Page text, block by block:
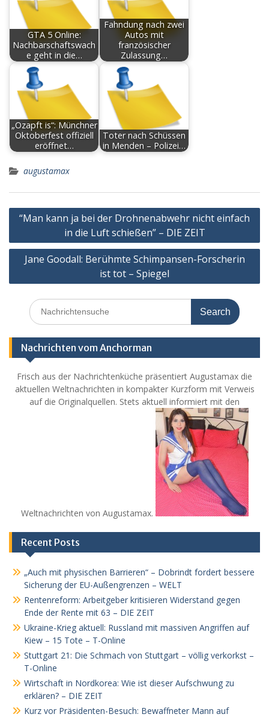
GTA 5 Online:
Nachbarschaftswach
e geht in die…
Fahndung nach zwei
Autos mit
französischer
Zulassung…
„Ozapft is“: Münchner
Oktoberfest offiziell
eröffnet…
Toter nach Schüssen
in Menden – Polizei…
augustamax
Post
navigation
“Man kann ja bei der Drohnenabwehr nicht einfach
in die Luft schießen” – DIE ZEIT
Jane Goodall: Berühmte Schimpansen-Forscherin
ist tot – Spiegel
Search
for:
Nachrichten vom Anchorman
Frisch aus der Nachrichtenküche präsentiert Augustamax die
aktuellen Weltnachrichten in kompakter Kurzform mit Verweis
auf die Originalquellen. Stets aktuell informiert mit den
Weltnachrichten von Augustamax.
Recent Posts
„Auch mit physischen Barrieren“ – Dobrindt fordert bessere
Sicherung der EU-Außengrenzen – WELT
Rentenreform: Arbeitgeber kritisieren Widerstand gegen
Ende der Rente mit 63 – DIE ZEIT
Ukraine-Krieg aktuell: Russland mit massiven Angriffen auf
Kiew – 15 Tote – T-Online
Stuttgart 21: Die Schmach von Stuttgart – völlig verkorkst –
T-Online
Wirtschaft in Nordkorea: Wie ist dieser Aufschwung zu
erklären? – DIE ZEIT
Kurz vor Präsidenten-Besuch: Bewaffneter Mann auf